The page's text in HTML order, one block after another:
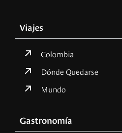
Viajes
Colombia
Dónde Quedarse
Mundo
Gastronomía